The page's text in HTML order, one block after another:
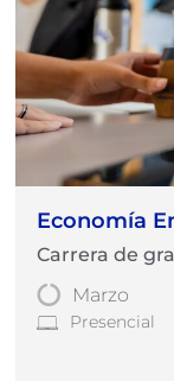
Economía
Carrera de
Marzo
Presencial